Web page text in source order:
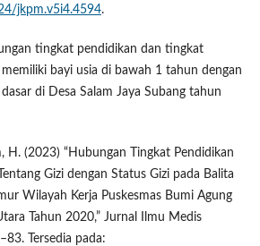
jkpm.v5i4.4594.
tingkat pendidikan dan tingkat
bayi usia di bawah 1 tahun dengan
di Desa Salam Jaya Subang tahun
H. (2023) “Hubungan Tingkat Pendidikan
Gizi dengan Status Gizi pada Balita
Wilayah Kerja Puskesmas Bumi Agung
Tahun 2020,” Jurnal Ilmu Medis
Tersedia pada: